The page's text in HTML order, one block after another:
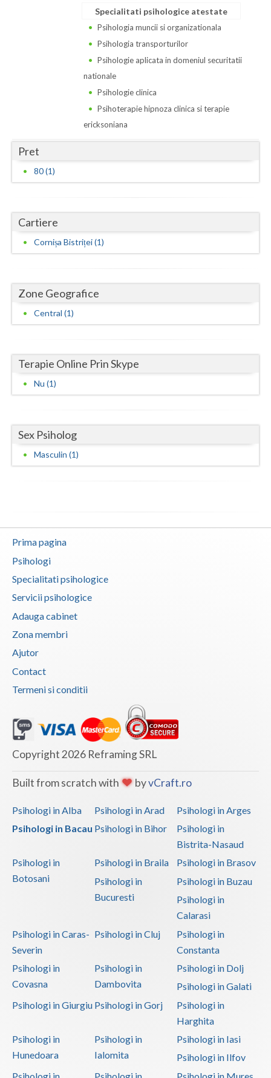
Iasi
Maramures
Mehedinti
Neamt
Salaj
Satu-Mare
Suceava
Teleorman
Valcea
Vrancea
Specialitati psihologice atestate
Psihologia muncii si organizationala
Psihologia transporturilor
Psihologie aplicata in domeniul securitatii
nationale
Psihologie clinica
Psihoterapie hipnoza clinica si terapie
ericksoniana
Pret
80 (1)
Cartiere
Cornișa Bistriței (1)
Zone Geografice
Central (1)
Terapie Online Prin Skype
Nu (1)
Sex Psiholog
Masculin (1)
Prima pagina
Psihologi
Specialitati psihologice
Servicii psihologice
Adauga cabinet
Zona membri
Ajutor
Contact
Termeni si conditii
Copyright 2026 Reframing SRL
Built from scratch with byvCraft.ro
Psihologi in Alba Psihologi in Arad
Psihologi in Arges
Psihologi in Bacau Psihologi in Bihor
Psihologi in
Bistrita-Nasaud
Psihologi in
Botosani
Psihologi in Braila
Psihologi in Brasov
Psihologi in
Bucuresti
Psihologi in Buzau
Psihologi in
Calarasi
Psihologi in Caras-
Severin
Psihologi in Cluj
Psihologi in
Constanta
Psihologi in
Covasna
Psihologi in
Dambovita
Psihologi in Dolj
Psihologi in Galati
Psihologi in Giurgiu Psihologi in Gorj
Psihologi in
Harghita
Psihologi in
Hunedoara
Psihologi in
Ialomita
Psihologi in Iasi
Psihologi in Ilfov
Psihologi in
Psihologi in Psihologi in Mures